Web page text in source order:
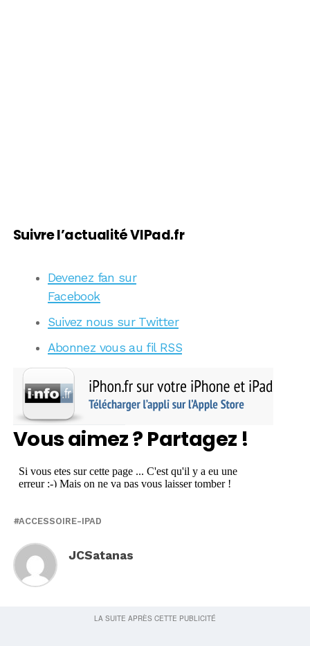
Suivre l’actualité VIPad.fr
Devenez fan sur
Facebook
Suivez nous sur Twitter
Abonnez vous au fil RSS
Vous aimez ? Partagez !
ACCESSOIRE-IPAD
JCSatanas